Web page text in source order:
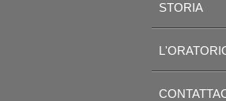
STORIA